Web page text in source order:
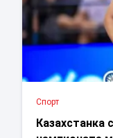
Спорт